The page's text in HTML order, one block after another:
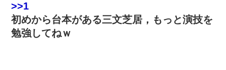
>>1
初めから台本がある三文芝居，もっと演技を
勉強してねｗ